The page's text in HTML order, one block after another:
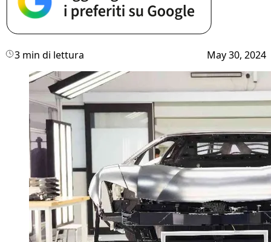
3 min di lettura May 30, 2024